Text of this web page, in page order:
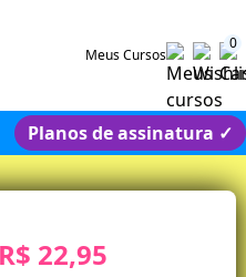
Meus Cursos
0
Planos de assinatura ✓
R$ 22,95